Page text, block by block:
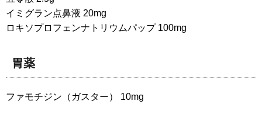
イミグラン点鼻液 20mg
ロキソプロフェンナトリウムパップ 100mg
胃薬
ファモチジン（ガスター） 10mg